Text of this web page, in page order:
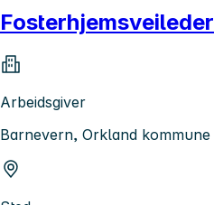
Fosterhjemsveileder
Arbeidsgiver
Barnevern, Orkland kommune